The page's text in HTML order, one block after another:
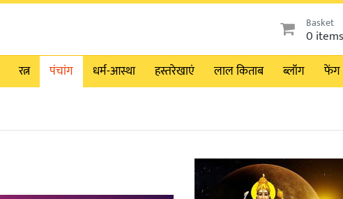
Basket
0 items
रत्न पंचांग धर्म-आस्था हस्तरेखाएं लाल किताब ब्लॉग फेंग